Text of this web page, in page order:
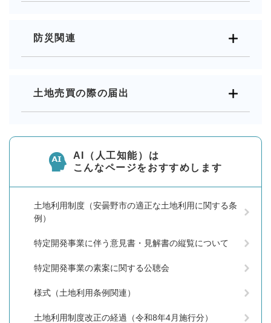
防災関連
土地売買の際の届出
AI（人工知能）は
こんなページをおすすめします
土地利用制度（安曇野市の適正な土地利用に関する条
例）
特定開発事業に伴う意見書・見解書の縦覧について
特定開発事業の素案に関する公聴会
様式（土地利用条例関連）
土地利用制度改正の経過（令和8年4月施行分）